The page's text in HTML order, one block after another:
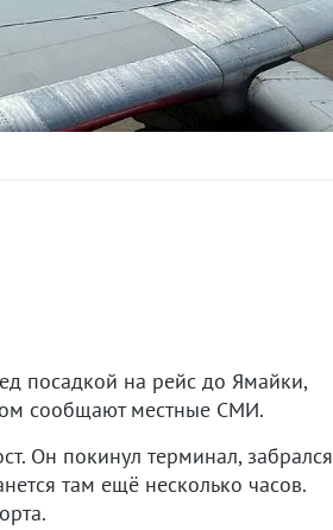
посадкой на рейс до Ямайки,
сообщают местные СМИ.
Он покинул терминал, забрался
там ещё несколько часов.